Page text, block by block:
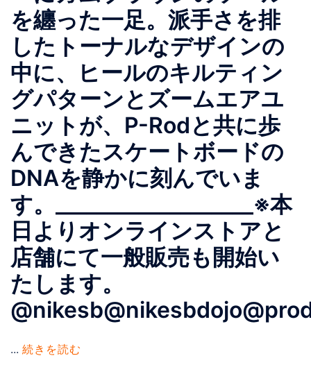
を纏った一足。派手さを排
したトーナルなデザインの
中に、ヒールのキルティン
グパターンとズームエアユ
ニットが、P-Rodと共に歩
んできたスケートボードの
DNAを静かに刻んでいま
す。___________________※本
日よりオンラインストアと
店舗にて一般販売も開始い
たします。
... 続きを読む